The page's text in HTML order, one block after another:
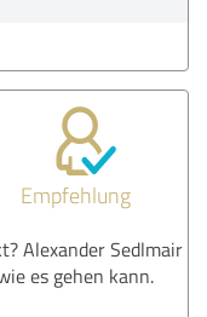
Empfehlung
Alexander Sedlmair
es gehen kann.